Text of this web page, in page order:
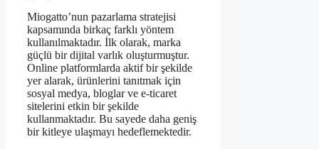
Miogatto’nun pazarlama stratejisi
kapsamında birkaç farklı yöntem
kullanılmaktadır. İlk olarak, marka
güçlü bir dijital varlık oluşturmuştur.
Online platformlarda aktif bir şekilde
yer alarak, ürünlerini tanıtmak için
sosyal medya, bloglar ve e-ticaret
sitelerini etkin bir şekilde
kullanmaktadır. Bu sayede daha geniş
bir kitleye ulaşmayı hedeflemektedir.